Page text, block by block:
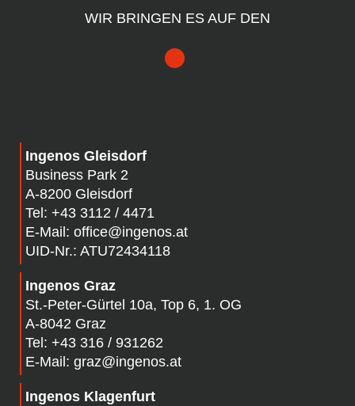
WIR BRINGEN ES AUF DEN
Ingenos Gleisdorf
Business Park 2
A-8200 Gleisdorf
Tel: +43 3112 / 4471
E-Mail: office@ingenos.at
UID-Nr.: ATU72434118
Ingenos Graz
St.-Peter-Gürtel 10a, Top 6, 1. OG
A-8042 Graz
Tel: +43 316 / 931262
E-Mail: graz@ingenos.at
Ingenos Klagenfurt